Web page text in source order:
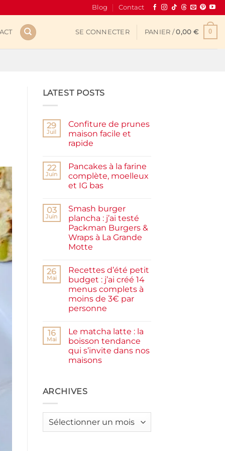
Blog Contact
SE CONNECTER PANIER /0,00 € 0
LATEST POSTS
29
Juil
Confiture de prunes
maison facile et
rapide
sur
Confiture
de
prunes
et
rapide
22
Juin
Pancakes à la farine
complète, moelleux
et IG bas
sur
Pancakes
à
la
farine
complète,
moelleux
bas
03
Juin
Smash burger
plancha : j’ai testé
Packman Burgers &
Wraps à La Grande
Motte
sur
Smash
burger
plancha :
j’ai
testé
Packman
à
La
Grande
Motte
26
Mai
Recettes d’été petit
budget : j’ai créé 14
menus complets à
moins de 3€ par
personne
sur
Recettes
d’été
petit
budget
menus
complets
3€
16
Mai
Le matcha latte : la
boisson tendance
qui s’invite dans nos
maisons
Le
matcha
boisson
ARCHIVES
Archives